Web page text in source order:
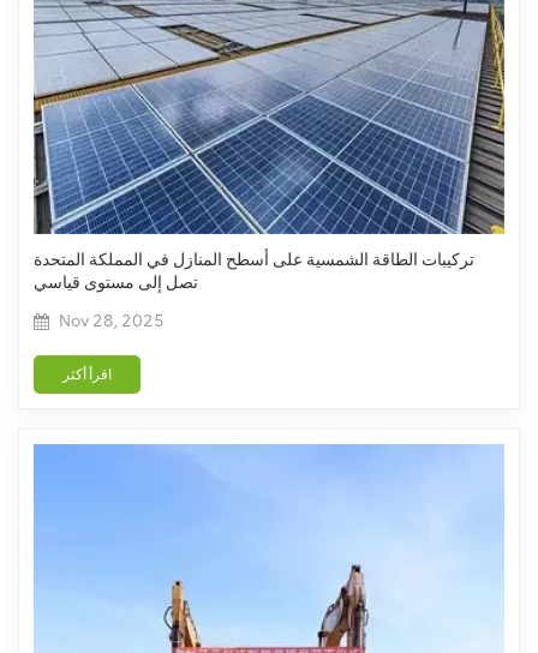
تركيبات الطاقة الشمسية على أسطح المنازل في المملكة المتحدة
تصل إلى مستوى قياسي
Nov 28, 2025
اقرأ أكثر